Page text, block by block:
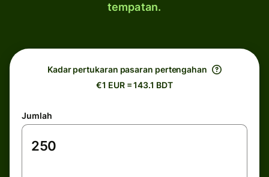
tempatan.
Kadar pertukaran pasaran pertengahan
€1 EUR = 143.1 BDT
Jumlah